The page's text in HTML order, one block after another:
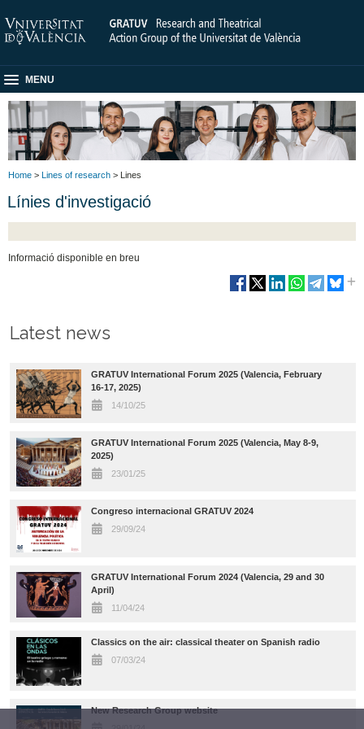
MENU
Home > Lines of research > Lines
Línies d'investigació
Informació disponible en breu
Latest news
GRATUV International Forum 2025 (Valencia, February
16-17, 2025)
14/10/25
GRATUV International Forum 2025 (Valencia, May 8-9,
2025)
23/01/25
Congreso internacional GRATUV 2024
29/09/24
GRATUV International Forum 2024 (Valencia, 29 and 30
April)
11/04/24
Classics on the air: classical theater on Spanish radio
07/03/24
New Research Group website